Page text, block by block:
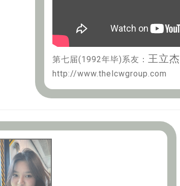
第七届(1992年毕)系友： 王立杰
http://www.thelcwgroup.com